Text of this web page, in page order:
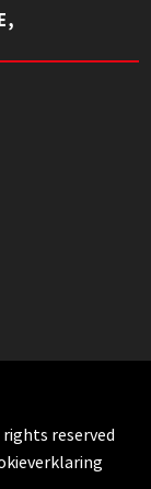
reserved